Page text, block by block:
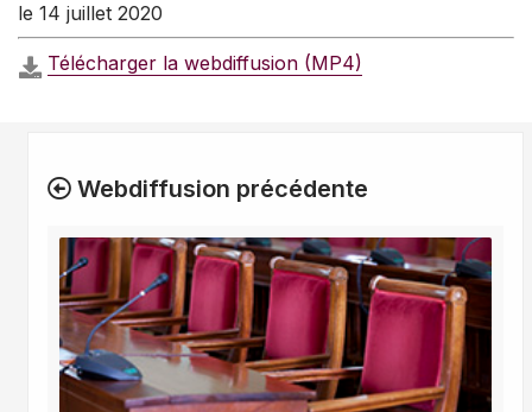
le 14 juillet 2020
Télécharger la webdiffusion (MP4)
Webdiffusion précédente